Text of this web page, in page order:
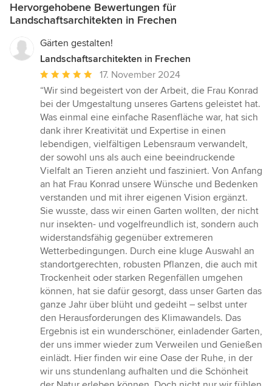
Hervorgehobene Bewertungen für
Landschaftsarchitekten in Frechen
Gärten gestalten!
Landschaftsarchitekten in Frechen
Durchschnittliche
Bewertung:
5
von
5
Sternen
17. November 2024
“Wir sind begeistert von der Arbeit, die Frau Konrad
bei der Umgestaltung unseres Gartens geleistet hat.
Was einmal eine einfache Rasenfläche war, hat sich
dank ihrer Kreativität und Expertise in einen
lebendigen, vielfältigen Lebensraum verwandelt,
der sowohl uns als auch eine beeindruckende
Vielfalt an Tieren anzieht und fasziniert. Von Anfang
an hat Frau Konrad unsere Wünsche und Bedenken
verstanden und mit ihrer eigenen Vision ergänzt.
Sie wusste, dass wir einen Garten wollten, der nicht
nur insekten- und vogelfreundlich ist, sondern auch
widerstandsfähig gegenüber extremeren
Wetterbedingungen. Durch eine kluge Auswahl an
standortgerechten, robusten Pflanzen, die auch mit
Trockenheit oder starken Regenfällen umgehen
können, hat sie dafür gesorgt, dass unser Garten das
ganze Jahr über blüht und gedeiht – selbst unter
den Herausforderungen des Klimawandels. Das
Ergebnis ist ein wunderschöner, einladender Garten,
der uns immer wieder zum Verweilen und Genießen
einlädt. Hier finden wir eine Oase der Ruhe, in der
wir uns stundenlang aufhalten und die Schönheit